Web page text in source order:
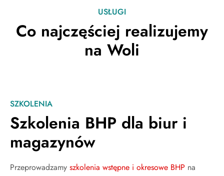
USŁUGI
Co najczęściej realizujemy
na Woli
SZKOLENIA
Szkolenia BHP dla biur i
magazynów
Przeprowadzamy szkolenia wstępne i okresowe BHP na